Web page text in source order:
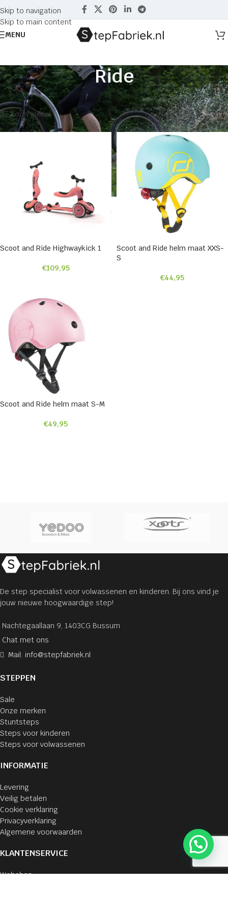
Skip to navigation
Skip to main content
MENU
Ride
Home Producten getagged “Ride” Toont alle 3 resultaten
Toon menu
Scoot and Ride Highwaykick 1
€109,95
Scoot and Ride helm maat XXS-
S
€44,95
Scoot and Ride helm maat S-M
€49,95
De step specialist voor volwassenen en kinderen. Bij ons vind je
jouw nieuwe hoogwaardige step!
Nachtegaallaan 9, 1403CG Bussum
Chat met ons
Mail: info@stepfabriek.nl
STEPPEN
Sale
Onze merken
Stuntsteps
Steps voor kinderen
Steps voor volwassenen
INFORMATIE
Levering
Veilig betalen
Cookie verklaring
Privacyverklaring
Algemene voorwaarden
KLANTENSERVICE
Webshop